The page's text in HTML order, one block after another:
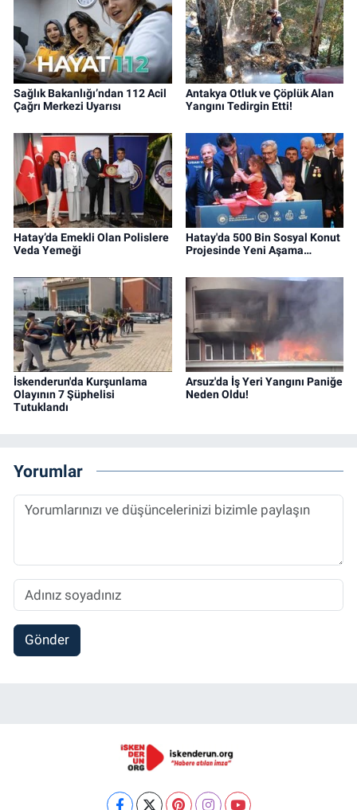
Sağlık Bakanlığı’ndan 112 Acil
Çağrı Merkezi Uyarısı
Antakya Otluk ve Çöplük Alan
Yangını Tedirgin Etti!
Hatay’da Emekli Olan Polislere
Veda Yemeği
Hatay'da 500 Bin Sosyal Konut
Projesinde Yeni Aşama…
İskenderun'da Kurşunlama
Olayının 7 Şüphelisi
Tutuklandı
Arsuz'da İş Yeri Yangını Paniğe
Neden Oldu!
Yorumlar
Gönder